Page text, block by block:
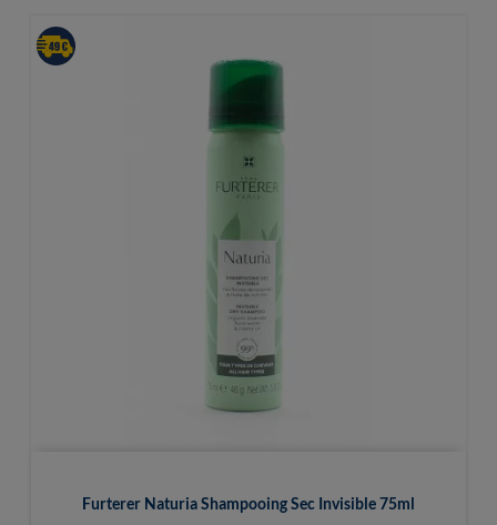
Furterer Naturia Shampooing Sec Invisible 75ml